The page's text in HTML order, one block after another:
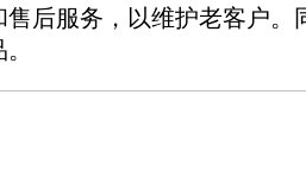
后服务，以维护老客户